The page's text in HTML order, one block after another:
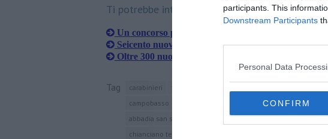
participants. This
Downstream Participants
Personal Data
CONFIRM
Ti potrebbe interessare anche:
Un concorso per diventare ufficiali dei carabinieri
Seicento nuovi marescialli giurano in Toscana
Oltre 300 nuovi carabinieri per la Toscana
Tag carabinieri
campobasso
reggio calabria
abbadia san salvatore
buonconvento montalcino murlo
chianciano terme